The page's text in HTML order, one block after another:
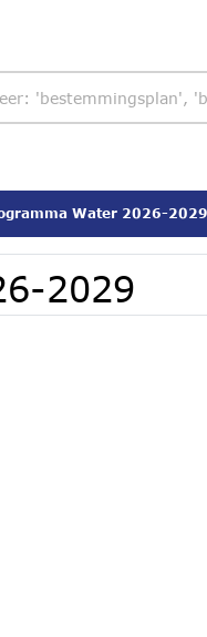
Water 2026-2029
2029